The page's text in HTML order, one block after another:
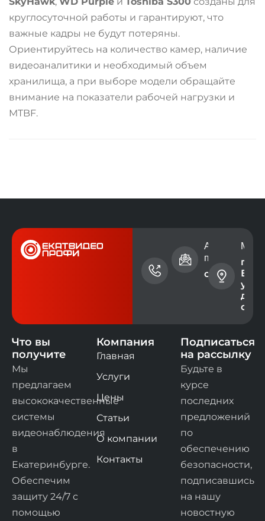
круглосуточной работы и гарантируют, что
важные кадры не будут потеряны.
Ориентируйтесь на количество камер, наличие
видеоаналитики и необходимый объем
хранилища, а при выборе модели обращайте
внимание на показатели рабочей нагрузки и
MTBF.
телефона
+7 (343)
Адрес
почты
г.
ул.
дом
Что вы
получите
Мы
предлагаем
высококачественные
системы
видеонаблюдения
в
Екатеринбурге.
Обеспечим
защиту 24/7 с
помощью
Компания
Главная
Услуги
Цены
Статьи
О компании
Контакты
Подписаться
на рассылку
Будьте в
курсе
последних
предложений
по
обеспечению
безопасности,
подписавшись
на нашу
новостную